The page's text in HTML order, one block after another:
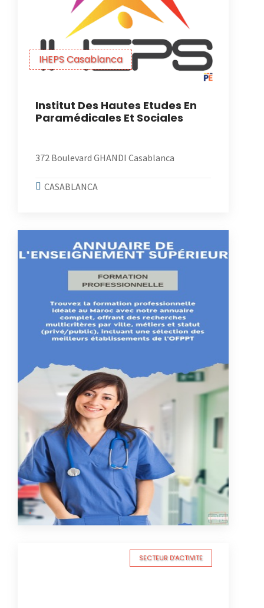
IHEPS Casablanca
Institut Des Hautes Etudes En
Paramédicales Et Sociales
372 Boulevard GHANDI Casablanca
CASABLANCA
SECTEUR D'ACTIVITE